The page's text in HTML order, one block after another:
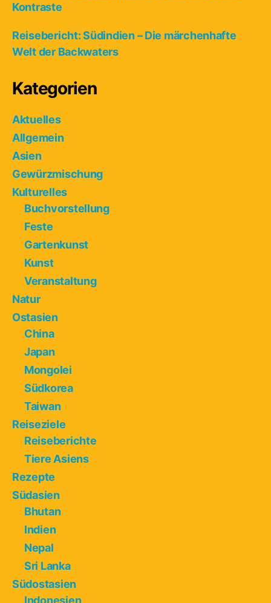
Kontraste
Reisebericht: Südindien – Die märchenhafte
Welt der Backwaters
Kategorien
Aktuelles
Allgemein
Asien
Gewürzmischung
Kulturelles
Buchvorstellung
Feste
Gartenkunst
Kunst
Veranstaltung
Natur
Ostasien
China
Japan
Mongolei
Südkorea
Taiwan
Reiseziele
Reiseberichte
Tiere Asiens
Rezepte
Südasien
Bhutan
Indien
Nepal
Sri Lanka
Südostasien
Indonesien